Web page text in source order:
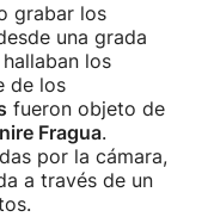
grabar los
una grada
los
de los
fueron objeto de
Fragua.
por la cámara,
a través de un